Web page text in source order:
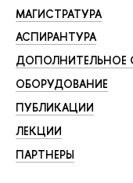
МАГИСТРАТУРА
АСПИРАНТУРА
ДОПОЛНИТЕЛЬНОЕ
ОБОРУДОВАНИЕ
ПУБЛИКАЦИИ
ЛЕКЦИИ
ПАРТНЕРЫ